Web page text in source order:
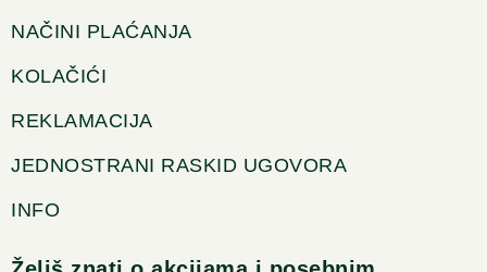
NAČINI PLAĆANJA
KOLAČIĆI
REKLAMACIJA
JEDNOSTRANI RASKID UGOVORA
INFO